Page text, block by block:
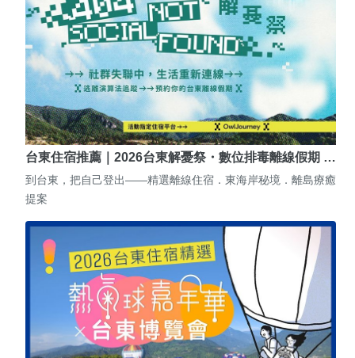
台東住宿推薦｜2026台東解憂祭・數位排毒離線假期 …
到台東，把自己登出——精選離線住宿．東海岸秘境．離島療癒
提案